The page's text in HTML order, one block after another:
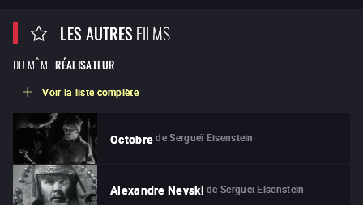
LES AUTRESFILMS
DU MÊME RÉALISATEUR
Voir la liste complète
Octobre de Sergueï Eisenstein
Alexandre Nevski de Sergueï Eisenstein